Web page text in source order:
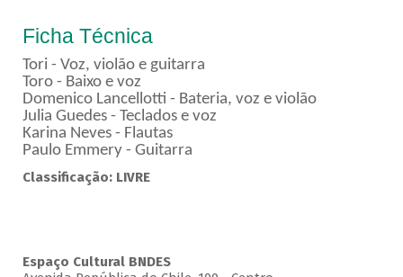
Ficha Técnica
Tori - Voz, violão e guitarra
Toro - Baixo e voz
Domenico Lancellotti - Bateria, voz e violão
Julia Guedes - Teclados e voz
Karina Neves - Flautas
Paulo Emmery - Guitarra
Classificação: LIVRE
Espaço Cultural BNDES